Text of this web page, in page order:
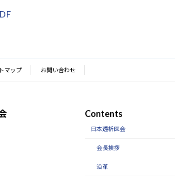
マップ お問い合わせ
Contents
日本透析医会
会長挨拶
沿革